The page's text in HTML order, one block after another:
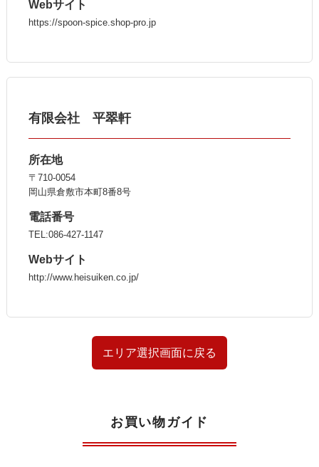
Webサイト
https://spoon-spice.shop-pro.jp
有限会社 平翠軒
所在地
〒710-0054
岡山県倉敷市本町8番8号
電話番号
TEL:086-427-1147
Webサイト
http://www.heisuiken.co.jp/
エリア選択画面に戻る
お買い物ガイド